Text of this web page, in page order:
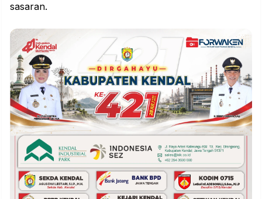
sasaran.